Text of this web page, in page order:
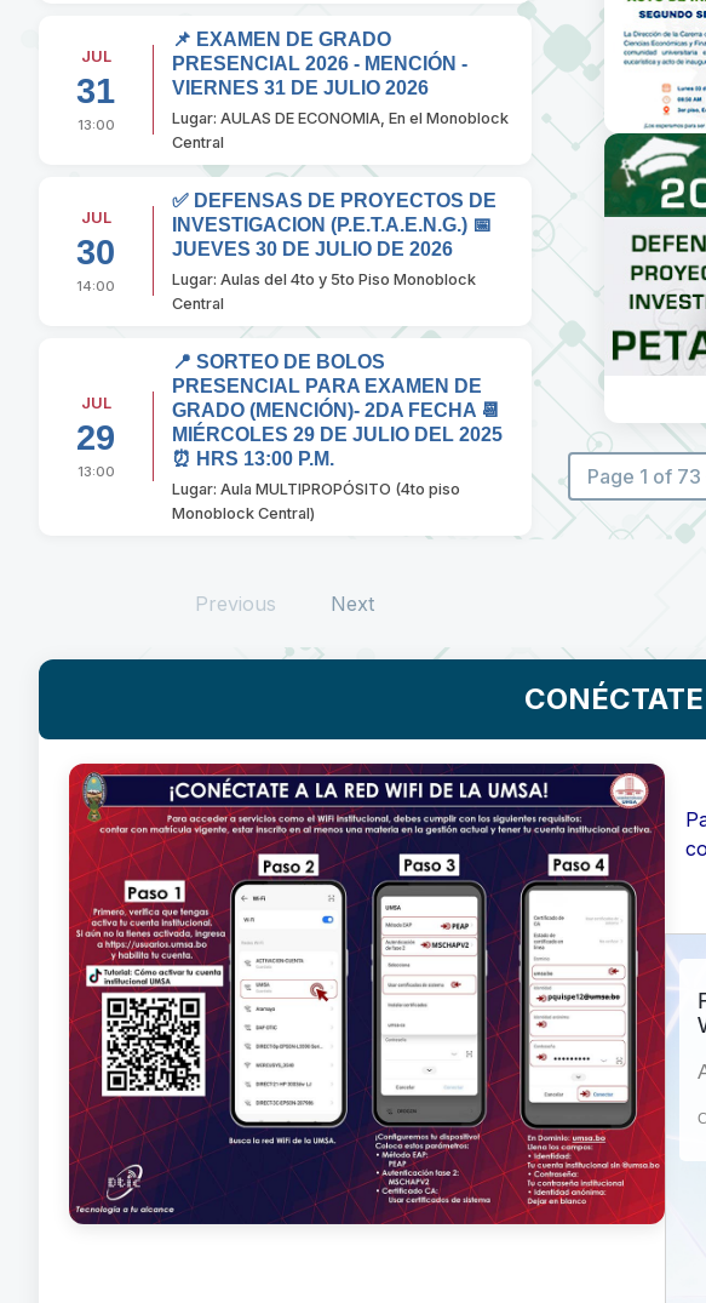
JUL
31
13:00
📌 EXAMEN DE GRADO
PRESENCIAL 2026 - MENCIÓN -
VIERNES 31 DE JULIO 2026
Lugar: AULAS DE ECONOMIA, En el Monoblock
Central
JUL
30
14:00
✅ DEFENSAS DE PROYECTOS DE
INVESTIGACION (P.E.T.A.E.N.G.) 📅
JUEVES 30 DE JULIO DE 2026
Lugar: Aulas del 4to y 5to Piso Monoblock
Central
JUL
29
13:00
📍 SORTEO DE BOLOS
PRESENCIAL PARA EXAMEN DE
GRADO (MENCIÓN)- 2DA FECHA 📆
MIÉRCOLES 29 DE JULIO DEL 2025
⏰ HRS 13:00 P.M.
Lugar: Aula MULTIPROPÓSITO (4to piso
Monoblock Central)
Previous Next
Page 1 of 73